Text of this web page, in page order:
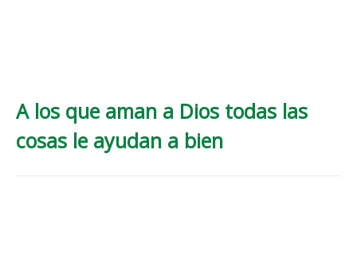
A los que aman a Dios todas las
cosas le ayudan a bien